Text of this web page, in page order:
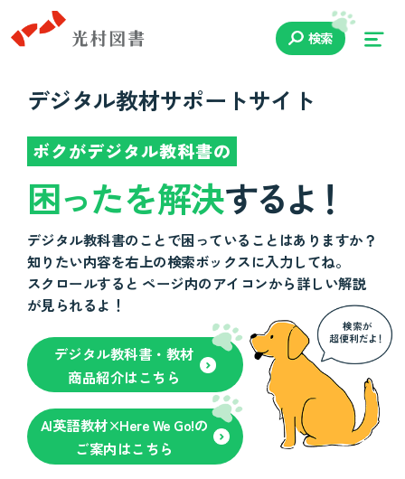
検索
デジタル教材サポートサイト
ボクがデジタル教科書の
困ったを解決するよ！
デジタル教科書のことで困っていることはありますか？
知りたい内容を右上の検索ボックスに入力してね。
スクロールすると ページ内のアイコンから詳しい解説
が見られるよ！
デジタル教科書・教材
商品紹介はこちら
AI英語教材×Here We Go!の
ご案内はこちら